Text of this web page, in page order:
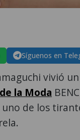
Síguenos en
vivió
la Moda
de los